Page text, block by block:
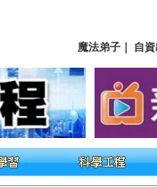
魔法弟子
自